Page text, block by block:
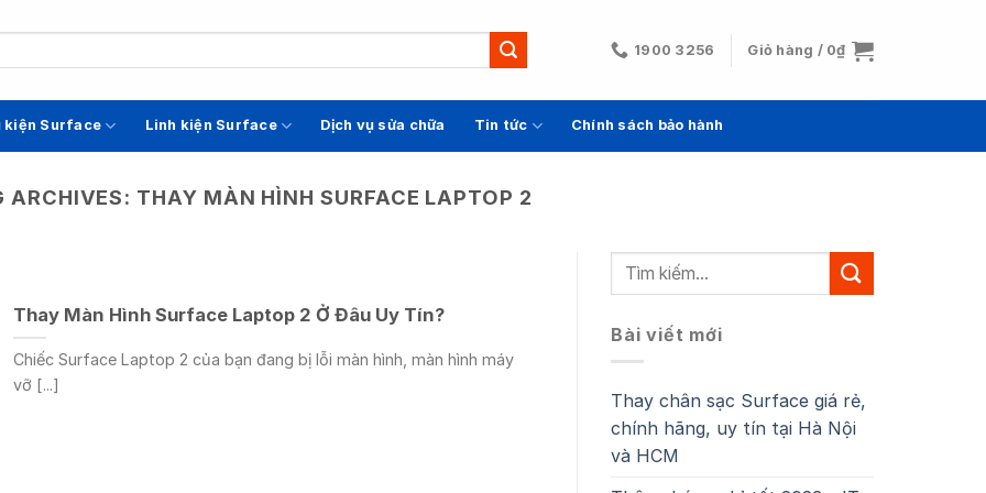
1900 3256 Giỏ hàng / 0₫
kiện Surface Linh kiện Surface Dịch vụ sửa chữa Tin tức Chính sách bảo hành
ARCHIVES: THAY MÀN HÌNH SURFACE LAPTOP 2
Thay Màn Hình Surface Laptop 2 Ở Đâu Uy Tín?
Chiếc Surface Laptop 2 của bạn đang bị lỗi màn hình, màn hình máy
vỡ [...]
Bài viết mới
Thay chân sạc Surface giá rẻ,
chính hãng, uy tín tại Hà Nội
và HCM